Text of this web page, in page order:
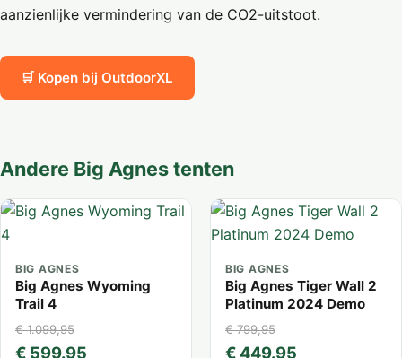
aanzienlijke vermindering van de CO2-uitstoot.
🛒 Kopen bij OutdoorXL
Andere Big Agnes tenten
BIG AGNES
Big Agnes Wyoming
Trail 4
€ 1.099,95
€ 599.95
BIG AGNES
Big Agnes Tiger Wall 2
Platinum 2024 Demo
€ 799,95
€ 449.95